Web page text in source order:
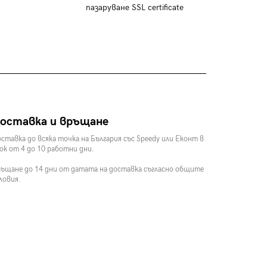
пазаруване SSL certificate
и връщане
до всяка точка на България със Speedy или Еконт в
от 4 до 10 работни дни.
до 14 дни от датата на доставка съгласно общите